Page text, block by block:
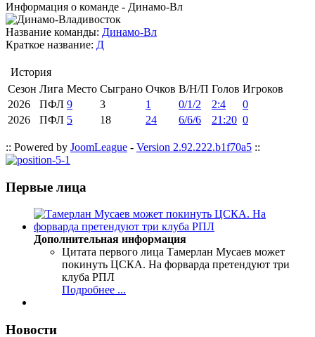
Информация о команде - Динамо-Вл
Название команды: Динамо-Вл
Краткое название: Д
История
Сезон Лига Место Сыграно Очков В/Н/П Голов Игроков
2026
ПФЛ 9 3 1 0/1/2 2:4
0
2026
ПФЛ 5 18 24 6/6/6 21:20 0
:: Powered by JoomLeague - Version 2.92.222.b1f70a5 ::
Первые лица
Дополнительная информация
Цитата первого лица Тамерлан Мусаев может
покинуть ЦСКА. На форварда претендуют три
клуба РПЛ
Подробнее ...
Новости